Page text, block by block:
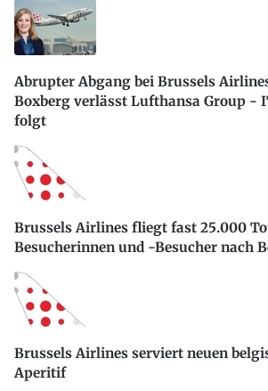
Abrupter Abgang bei Brussels
Boxberg verlässt Lufthansa Group -
folgt
Brussels Airlines fliegt fast 25.000
Besucherinnen und -Besucher nach
Brussels Airlines serviert neuen
Aperitif